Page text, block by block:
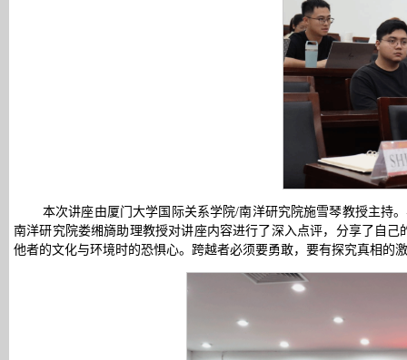
本次讲座由厦门大学国际关系学院/南洋研究院施雪琴教授主持
南洋研究院娄缃旖助理教授对讲座内容进行了深入点评，分享了自
他者的文化与环境时的恐惧心。跨越者必须要勇敢，要有探究真相的